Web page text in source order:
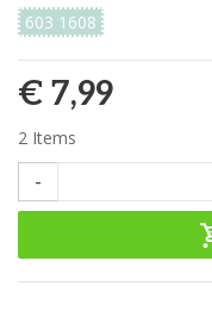
603 1608
€ 7,99
2 Items
-